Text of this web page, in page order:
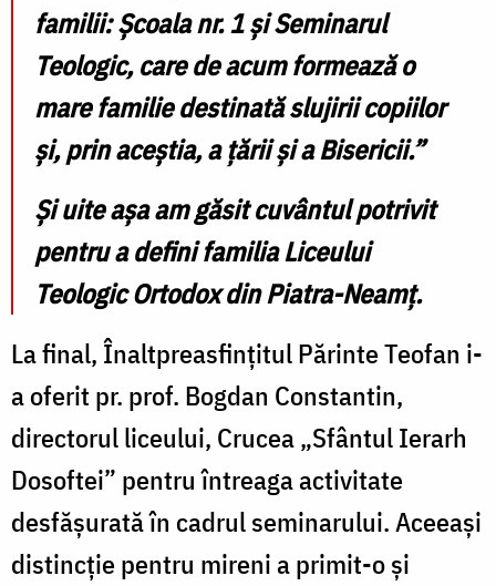
familii: Școala nr. 1 și Seminarul
Teologic, care de acum formează o
mare familie destinată slujirii copiilor
și, prin aceștia, a țării și a Bisericii.”
Și uite așa am găsit cuvântul potrivit
pentru a defini familia Liceului
Teologic Ortodox din Piatra-Neamț.
La final, Înaltpreasfințitul Părinte Teofan i-
a oferit pr. prof. Bogdan Constantin,
directorul liceului, Crucea „Sfântul Ierarh
Dosoftei” pentru întreaga activitate
desfășurată în cadrul seminarului. Aceeași
distincție pentru mireni a primit-o și